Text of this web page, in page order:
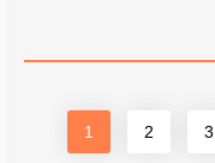
1 2 3